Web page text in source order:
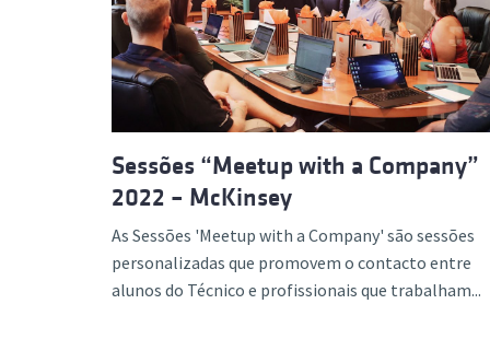
Sessões “Meetup with a Company”
2022 – McKinsey
As Sessões 'Meetup with a Company' são sessões
personalizadas que promovem o contacto entre
alunos do Técnico e profissionais que trabalham...